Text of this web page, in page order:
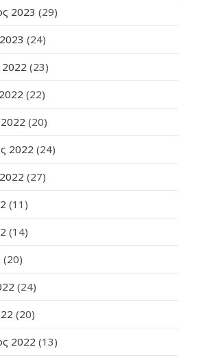
2023 (29)
(24)
2022 (23)
(22)
(20)
2022 (24)
(27)
(11)
(14)
(20)
(24)
(20)
2022 (13)